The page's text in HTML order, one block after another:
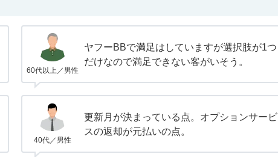
60代以上／男性
ヤフーBBで満足はしていますが選択肢が1つ
だけなので満足できない客がいそう。
40代／男性
更新月が決まっている点。オプションサービ
スの返却が元払いの点。